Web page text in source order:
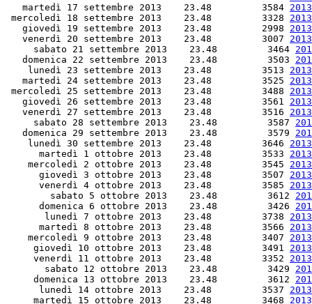
   martedì 17 settembre 2013    23.48         3584
mercoledì 18 settembre 2013    23.48         3328
   giovedì 19 settembre 2013    23.48         2998
   venerdì 20 settembre 2013    23.48         3007
     sabato 21 settembre 2013    23.48         3464
   domenica 22 settembre 2013    23.48         3503
    lunedì 23 settembre 2013    23.48         3513
   martedì 24 settembre 2013    23.48         3525
mercoledì 25 settembre 2013    23.48         3488
   giovedì 26 settembre 2013    23.48         3561
   venerdì 27 settembre 2013    23.48         3516
     sabato 28 settembre 2013    23.48         3587
   domenica 29 settembre 2013    23.48         3579
    lunedì 30 settembre 2013    23.48         3646
      martedì 1 ottobre 2013    23.48         3533
    mercoledì 2 ottobre 2013    23.48         3545
      giovedì 3 ottobre 2013    23.48         3507
      venerdì 4 ottobre 2013    23.48         3585
        sabato 5 ottobre 2013    23.48         3612
      domenica 6 ottobre 2013    23.48         3426
       lunedì 7 ottobre 2013    23.48         3738
      martedì 8 ottobre 2013    23.48         3566
    mercoledì 9 ottobre 2013    23.48         3407
     giovedì 10 ottobre 2013    23.48         3491
     venerdì 11 ottobre 2013    23.48         3352
       sabato 12 ottobre 2013    23.48         3429
     domenica 13 ottobre 2013    23.48         3612
      lunedì 14 ottobre 2013    23.48         3537
     martedì 15 ottobre 2013    23.48         3468